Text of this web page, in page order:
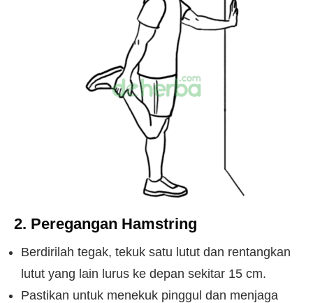
2. Peregangan Hamstring
Berdirilah tegak, tekuk satu lutut dan rentangkan
lutut yang lain lurus ke depan sekitar 15 cm.
Pastikan untuk menekuk pinggul dan menjaga